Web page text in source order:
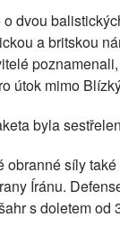
o dvou
a britskou
útok mimo
byla
obranné síly
Íránu.
s doletem od